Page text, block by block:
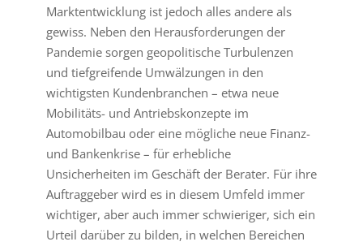
Marktentwicklung ist jedoch alles andere als
gewiss. Neben den Herausforderungen der
Pandemie sorgen geopolitische Turbulenzen
und tiefgreifende Umwälzungen in den
wichtigsten Kundenbranchen – etwa neue
Mobilitäts- und Antriebskonzepte im
Automobilbau oder eine mögliche neue Finanz-
und Bankenkrise – für erhebliche
Unsicherheiten im Geschäft der Berater. Für ihre
Auftraggeber wird es in diesem Umfeld immer
wichtiger, aber auch immer schwieriger, sich ein
Urteil darüber zu bilden, in welchen Bereichen